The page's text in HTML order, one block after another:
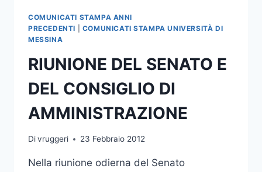
COMUNICATI STAMPA ANNI
PRECEDENTI
COMUNICATI STAMPA UNIVERSITÀ DI
MESSINA
RIUNIONE DEL SENATO E
DEL CONSIGLIO DI
AMMINISTRAZIONE
Divruggeri 23 Febbraio 2012
Nella riunione odierna del Senato